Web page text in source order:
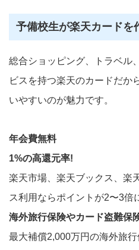
予備校生が楽天カードを
総合ショッピング、トラベル
ビスを持つ楽天のカードだか
いやすいのが魅力です。
年会費無料
1%の高還元率!
楽天市場、楽天ブックス、楽
ス利用ならポイントが2〜3倍
海外旅行保険やカード盗難保
最大補償2,000万円の海外旅